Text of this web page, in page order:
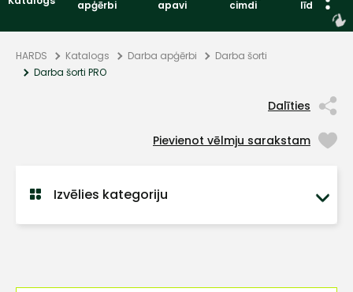
apģērbi apavi cimdi līdzekļi
HARDS Katalogs Darba apģērbi
Darba šorti
Darba šorti PRO
Dalīties
Pievienot vēlmju sarakstam
Izvēlies kategoriju